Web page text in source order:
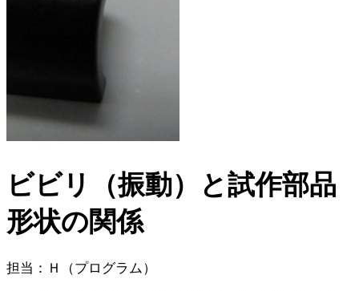
ビビリ（振動）と試作部品
形状の関係
担当：Ｈ（プログラム）